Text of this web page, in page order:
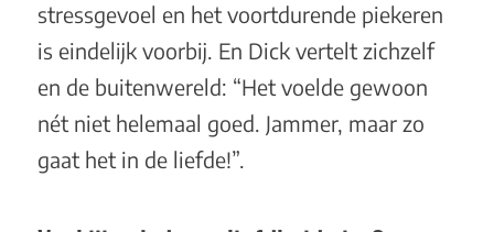
stressgevoel en het voortdurende piekeren
is eindelijk voorbij. En Dick vertelt zichzelf
en de buitenwereld: “Het voelde gewoon
nét niet helemaal goed. Jammer, maar zo
gaat het in de liefde!”.